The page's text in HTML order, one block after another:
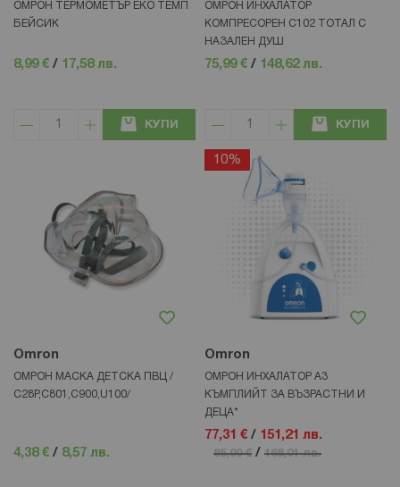
ОМРОН ТЕРМОМЕТЪР ЕКО ТЕМП
БЕЙСИК
8,99 € / 17,58 лв.
КУПИ
ОМРОН ИНХАЛАТОР
КОМПРЕСОРЕН C102 ТОТАЛ С
НАЗАЛЕН ДУШ
75,99 € / 148,62 лв.
КУПИ
Omron
ОМРОН МАСКА ДЕТСКА ПВЦ /
С28Р,С801,С900,U100/
4,38 € / 8,57 лв.
10%
Omron
ОМРОН ИНХАЛАТОР А3
КЪМПЛИЙТ ЗА ВЪЗРАСТНИ И
ДЕЦА*
77,31 € / 151,21 лв.
85,90 € / 168,01 лв.